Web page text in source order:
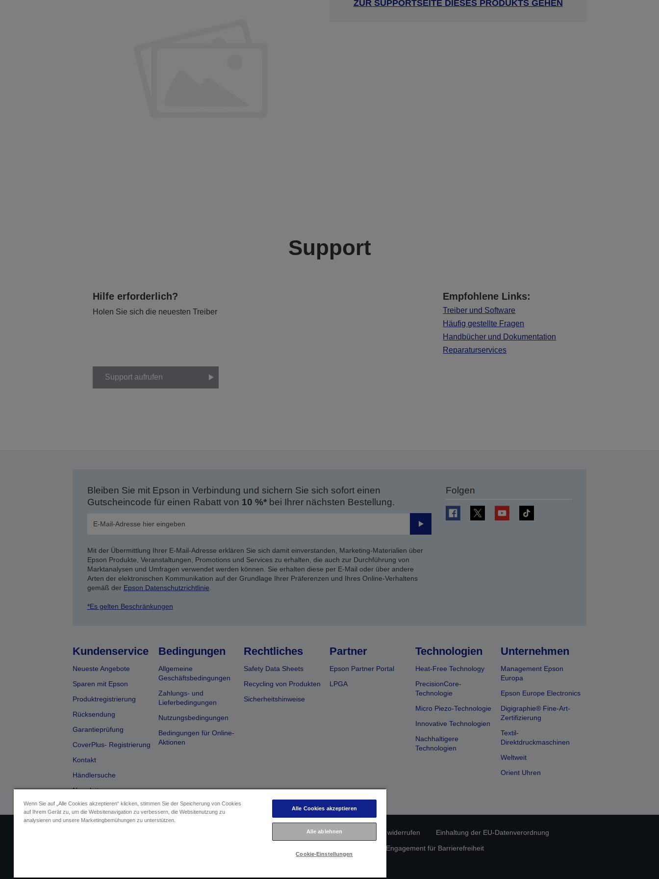
ZUR SUPPORTSEITE DIESES PRODUKTS GEHEN
Support
Hilfe erforderlich?
Holen Sie sich die neuesten Treiber
Empfohlene Links:
Treiber und Software
Häufig gestellte Fragen
Handbücher und Dokumentation
Reparaturservices
Support aufrufen
Bleiben Sie mit Epson in Verbindung und sichern Sie sich sofort einen
Gutscheincode für einen Rabatt von 10 %*bei Ihrer nächsten Bestellung.
Senden
Mit der Übermittlung Ihrer E-Mail-Adresse erklären Sie sich damit einverstanden, Marketing-Materialien über
Epson Produkte, Veranstaltungen, Promotions und Services zu erhalten, die auch zur Durchführung von
Marktanalysen und Umfragen verwendet werden können. Sie erhalten diese per E-Mail oder über andere
Arten der elektronischen Kommunikation auf der Grundlage Ihrer Präferenzen und Ihres Online-Verhaltens
gemäß der Epson Datenschutzrichtlinie
*Es gelten Beschränkungen
Folgen
Kundenservice
Neueste Angebote
Sparen mit Epson
Produktregistrierung
Rücksendung
Garantieprüfung
CoverPlus- Registrierung
Kontakt
Händlersuche
Newsletter
Bedingungen
Allgemeine
Geschäftsbedingungen
Zahlungs- und
Lieferbedingungen
Nutzungsbedingungen
Bedingungen für Online-
Aktionen
Rechtliches
Safety Data Sheets
Recycling von Produkten
Sicherheitshinweise
Partner
Epson Partner Portal
LPGA
Technologien
Heat-Free Technology
PrecisionCore-
Technologie
Micro Piezo-Technologie
Innovative Technologien
Nachhaltigere
Technologien
Unternehmen
Management Epson
Europa
Epson Europe Electronics
Digigraphie® Fine-Art-
Zertifizierung
Textil-
Direktdruckmaschinen
Weltweit
Orient Uhren
Datenschutzrichtlinie Vertrag widerrufen
Einhaltung der EU-Datenverordnung
Epson Engagement für Barrierefreiheit
Wenn Sie auf „Alle Cookies akzeptieren“ klicken, stimmen Sie der Speicherung von Cookies
auf Ihrem Gerät zu, um die Websitenavigation zu verbessern, die Websitenutzung zu
analysieren und unsere Marketingbemühungen zu unterstützen.
Alle Cookies akzeptieren
Alle ablehnen
Cookie-Einstellungen